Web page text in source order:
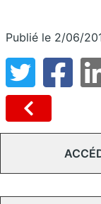
Publié le 2/06/